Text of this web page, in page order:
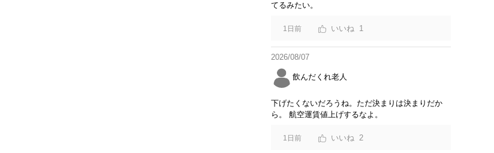
てるみたい。
1日前 1
2026/08/07
飲んだくれ老人
下げたくないだろうね。ただ決まりは決まりだか
ら。 航空運賃値上げするなよ。
1日前 2